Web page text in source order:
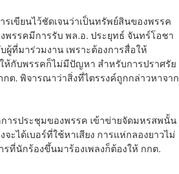
เขียนไว้ชัดเจนว่าเป็นทรัพย์สินของพรรค
รรคมีการรับ พล.อ. ประยุทธ์ จันทร์โอชา
ที่มาร่วมงาน เพราะต้องการสื่อให้
ห้กับพรรคก็ไม่มีปัญหา สำหรับการปราศรัย
กต. พิจารณาว่าสิ่งที่ไตรรงค์ถูกกล่าวหาจาก
ารประชุมของพรรค เข้าข่ายจัดมหรสพนั้น
ได้เบอร์ที่ใช้หาเสียง การแห่กลองยาวไม่
ที่นักร้องขึ้นมาร้องเพลงก็ต้องให้ กกต.